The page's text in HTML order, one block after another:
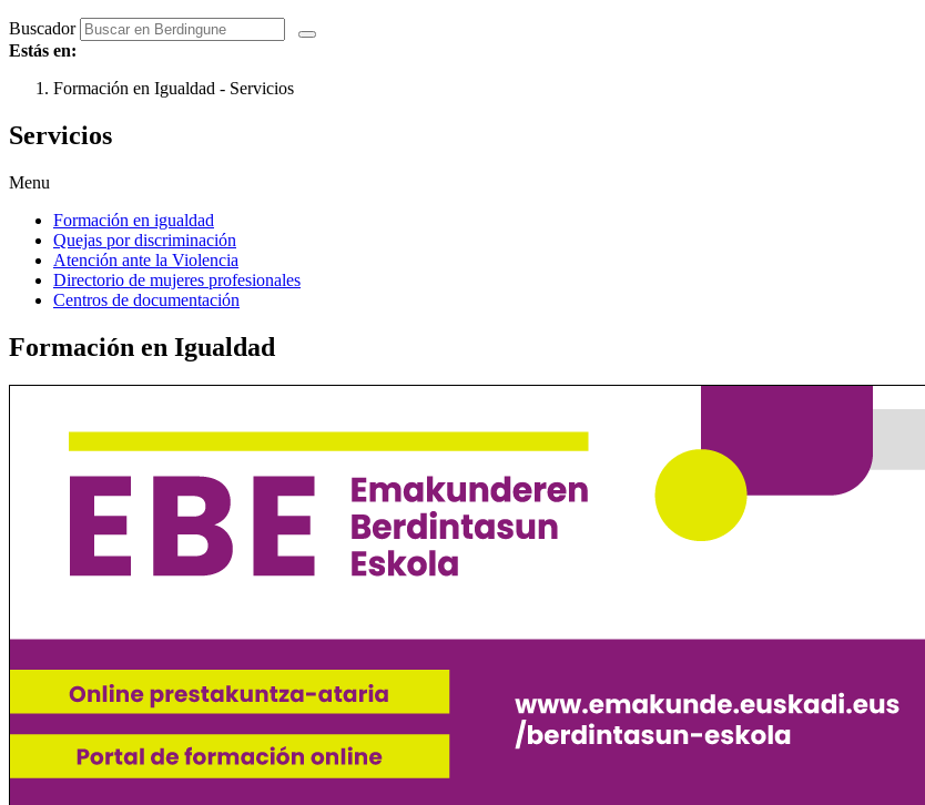
Buscador
Estás en:
Formación en Igualdad - Servicios
Servicios
Menu
Formación en igualdad
Quejas por discriminación
Atención ante la Violencia
Directorio de mujeres profesionales
Centros de documentación
Formación en Igualdad